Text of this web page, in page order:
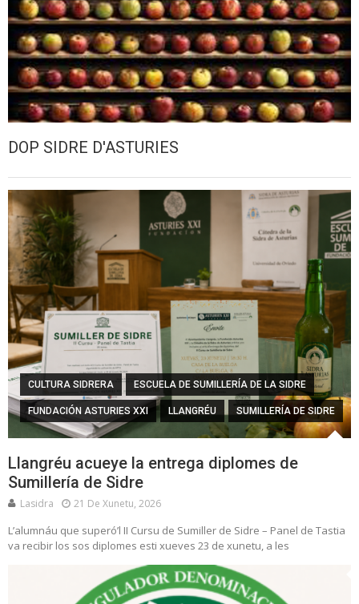
DOP SIDRE D'ASTURIES
CULTURA SIDRERA ESCUELA DE SUMILLERÍA DE LA SIDRE
FUNDACIÓN ASTURIES XXI LLANGRÉU SUMILLERÍA DE SIDRE
Llangréu acueye la entrega diplomes de
Sumillería de Sidre
Lasidra 21 De Xunetu, 2026
L’alumnáu que superó’l II Cursu de Sumiller de Sidre – Panel de Tastia
va recibir los sos diplomes esti xueves 23 de xunetu, a les